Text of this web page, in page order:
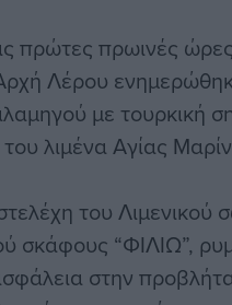
πρώτες πρωινές
Λέρου
με τουρκική
λιμένα Αγίας
του Λιμενικού
σκάφους “ΦΙΛΙΩ”,
στην